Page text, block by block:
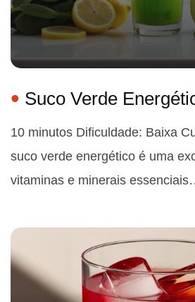
Suco Verde
10 minutos Dificuldade: Baixa
suco verde energético é uma
vitaminas e minerais